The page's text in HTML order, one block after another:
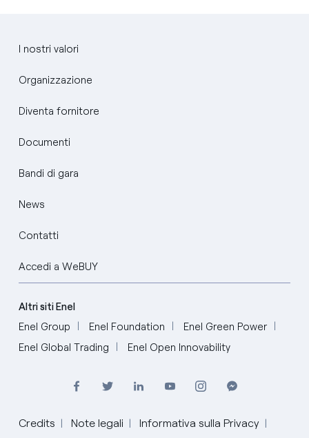
I nostri valori
Organizzazione
Diventa fornitore
Documenti
Bandi di gara
News
Contatti
Accedi a WeBUY
Altri siti Enel
Enel Group
Enel Foundation
Enel Green Power
Enel Global Trading
Enel Open Innovability
Credits Note legali
Informativa sulla Privacy